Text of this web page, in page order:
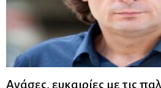
Ανάσες, ευκαιρίες με τις